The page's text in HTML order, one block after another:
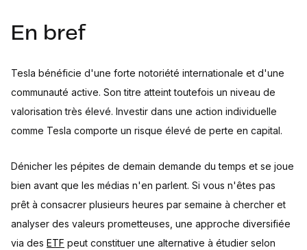
En bref
Tesla bénéficie d'une forte notoriété internationale et d'une
communauté active. Son titre atteint toutefois un niveau de
valorisation très élevé. Investir dans une action individuelle
comme Tesla comporte un risque élevé de perte en capital.
Dénicher les pépites de demain demande du temps et se joue
bien avant que les médias n'en parlent. Si vous n'êtes pas
prêt à consacrer plusieurs heures par semaine à chercher et
analyser des valeurs prometteuses, une approche diversifiée
via des ETF peut constituer une alternative à étudier selon